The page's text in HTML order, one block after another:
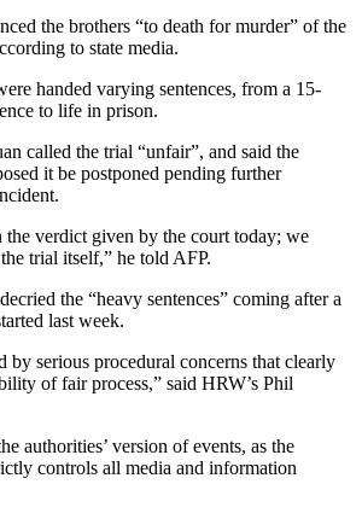
the brothers “to death for murder” of the
to state media.
handed varying sentences, from a 15-
to life in prison.
called the trial “unfair”, and said the
it be postponed pending further
the verdict given by the court today; we
trial itself,” he told AFP.
the “heavy sentences” coming after a
last week.
by serious procedural concerns that clearly
of fair process,” said HRW’s Phil
authorities’ version of events, as the
controls all media and information